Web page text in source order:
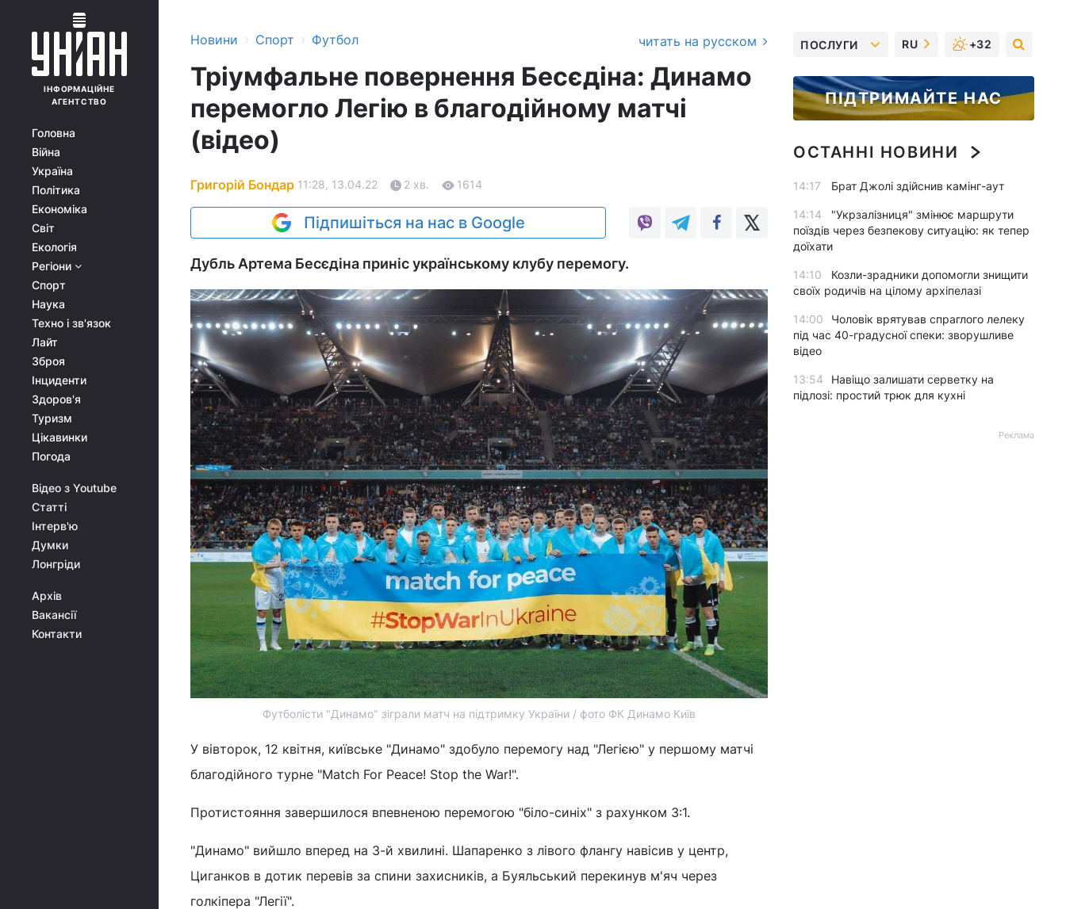
ІНФОРМАЦІЙНЕ
АГЕНТСТВО
Головна
Війна
Україна
Політика
Економіка
Світ
Екологія
Регіони
Спорт
Наука
Техно і зв'язок
Лайт
Зброя
Інциденти
Здоров'я
Туризм
Цікавинки
Погода
Відео з Youtube
Статті
Інтерв'ю
Думки
Лонгріди
Архів
Вакансії
Контакти
Новини › Спорт › Футбол читать на русском
Тріумфальне повернення Бесєдіна: Динамо
перемогло Легію в благодійному матчі
(відео)
Григорій Бондар 11:28, 13.04.22 2 хв. 1614
Підпишіться на нас в Google
Дубль Артема Бесєдіна приніс українському клубу перемогу.
Футболісти "Динамо" зіграли матч на підтримку України / фото ФК Динамо Київ
У вівторок, 12 квітня, київське "Динамо" здобуло перемогу над "Легією" у першому матчі
благодійного турне "Match For Peace! Stop the War!".
Протистояння завершилося впевненою перемогою "біло-синіх" з рахунком 3:1.
"Динамо" вийшло вперед на 3-й хвилині. Шапаренко з лівого флангу навісив у центр,
Циганков в дотик перевів за спини захисників, а Буяльський перекинув м'яч через
голкіпера "Легії".
ПОСЛУГИ RU +32
ПІДТРИМАЙТЕ НАС
ОСТАННІ НОВИНИ
14:17 Брат Джолі здійснив камінг-аут
14:14
"Укрзалізниця" змінює маршрути
поїздів через безпекову ситуацію: як тепер
доїхати
14:10
Козли-зрадники допомогли знищити
своїх родичів на цілому архіпелазі
14:00
Чоловік врятував спраглого лелеку
під час 40-градусної спеки: зворушливе
відео
13:54
Навіщо залишати серветку на
підлозі: простий трюк для кухні
Реклама